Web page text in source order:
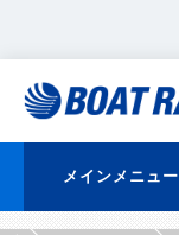
メインメニュー